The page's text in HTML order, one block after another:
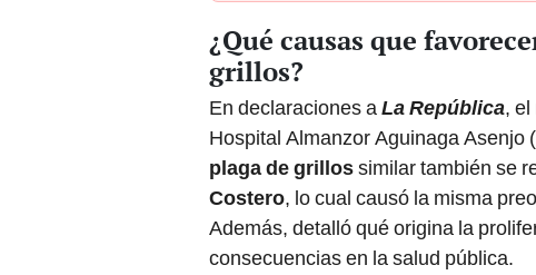
¿Qué causas que
grillos?
En declaraciones aLa República,
Hospital Almanzor Aguinaga Asenjo
plaga de grillossimilar también se
Costero, lo cual causó la misma
Además, detalló qué origina la
consecuencias en la salud pública.